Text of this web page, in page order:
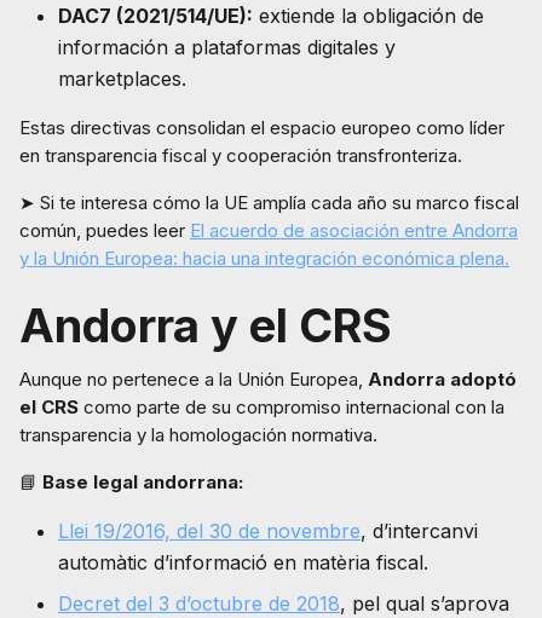
DAC7 (2021/514/UE): extiende la obligación de
información a plataformas digitales y
marketplaces.
Estas directivas consolidan el espacio europeo como líder
en transparencia fiscal y cooperación transfronteriza.
➤ Si te interesa cómo la UE amplía cada año su marco fiscal
común, puedes leer El acuerdo de asociación entre Andorra
y la Unión Europea: hacia una integración económica plena.
Andorra y el CRS
Aunque no pertenece a la Unión Europea, Andorra adoptó
el CRS como parte de su compromiso internacional con la
transparencia y la homologación normativa.
📘 Base legal andorrana:
Llei 19/2016, del 30 de novembre, d’intercanvi
automàtic d’informació en matèria fiscal.
Decret del 3 d’octubre de 2018, pel qual s’aprova